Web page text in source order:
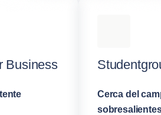
Business
Cerca del